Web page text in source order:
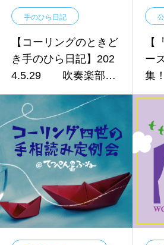
手のひら日記
【コーリングのときど
き手のひら日記】202
4.5.29 吹奏楽部員
のポテンシャル
【
ー
集